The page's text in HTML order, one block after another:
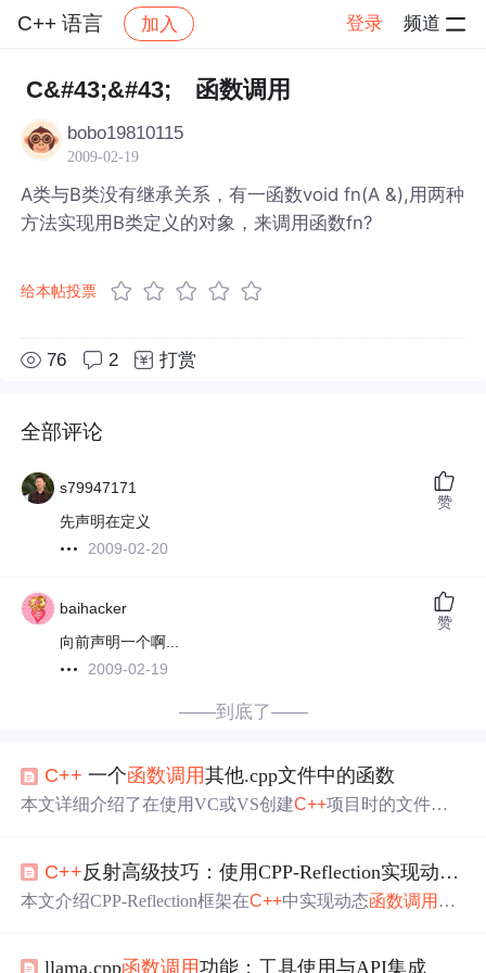
C++ 语言 加入 登录 频道
社区 C++ 语言 帖子详情
C&#43;&#43; 函数调用
bobo19810115
2009-02-19
A类与B类没有继承关系，有一函数void fn(A &),用两种
方法实现用B类定义的对象，来调用函数fn?
给本帖投票
76 2 打赏
全部评论
s79947171
先声明在定义
2009-02-20
赞
baihacker
向前声明一个啊...
2009-02-19
赞
——到底了——
C++ 一个函数调用其他.cpp文件中的函数
本文详细介绍了在使用VC或VS创建C++项目时的文件组
示例解释了如何在一个C++项目中合理地分布和调用多个
函数，以及如何避免函数名冲突。
C++反射高级技巧：使用CPP-Reflection实现动态
本文介绍CPP-Reflection框架在C++中实现动态函数调用 与
基于反射的JSON序列化应用。框架支持运行时类型查询、
llama.cpp函数调用功能：工具使用与API集成